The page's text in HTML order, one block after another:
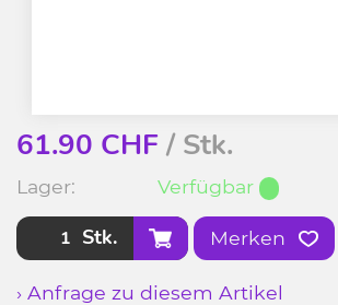
61.90 CHF/ Stk.
Lager: Verfügbar
Stk. Merken
› Anfrage zu diesem Artikel